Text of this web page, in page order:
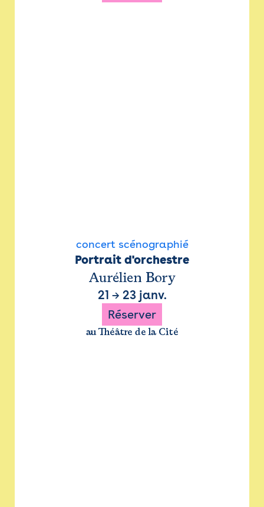
concert scénographié
Portrait d'orchestre
Aurélien Bory
21 → 23 janv.
Réserver
au Théâtre de la Cité